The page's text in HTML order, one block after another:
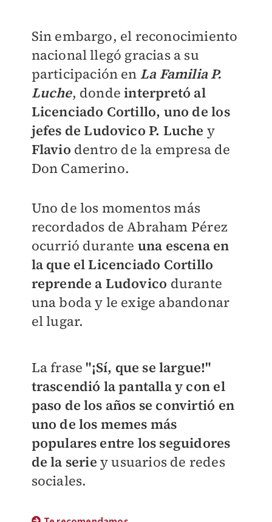
Sin embargo, el reconocimiento
nacional llegó gracias a su
participación en La Familia P.
Luche, dondeinterpretó al
Licenciado Cortillo, uno de los
jefes de Ludovico P. Luche y
Flavio dentro de la empresa de
Don Camerino.
Uno de los momentos más
recordados de Abraham Pérez
ocurrió durante una escena en
la que el Licenciado Cortillo
reprende a Ludovico durante
una boda y le exige abandonar
el lugar.
La frase"¡Sí, que se largue!"
trascendió la pantalla y con el
paso de los años se convirtió en
uno de los memes más
populares entre los seguidores
de la serie y usuarios de redes
sociales.